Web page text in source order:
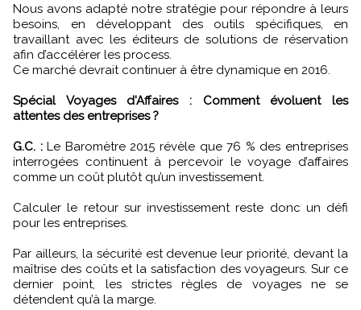
Nous avons adapté notre stratégie pour répondre à leurs
besoins, en développant des outils spécifiques, en
travaillant avec les éditeurs de solutions de réservation
afin d’accélérer les process.
Ce marché devrait continuer à être dynamique en 2016.
Spécial Voyages d'Affaires : Comment évoluent les
attentes des entreprises ?
G.C. :Le Baromètre 2015 révèle que 76 % des entreprises
interrogées continuent à percevoir le voyage d’affaires
comme un coût plutôt qu’un investissement.
Calculer le retour sur investissement reste donc un défi
pour les entreprises.
Par ailleurs, la sécurité est devenue leur priorité, devant la
maîtrise des coûts et la satisfaction des voyageurs. Sur ce
dernier point, les strictes règles de voyages ne se
détendent qu’à la marge.